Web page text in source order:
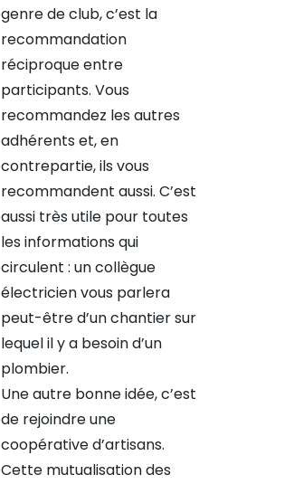
genre de club, c’est la
recommandation
réciproque entre
participants. Vous
recommandez les autres
adhérents et, en
contrepartie, ils vous
recommandent aussi. C’est
aussi très utile pour toutes
les informations qui
circulent : un collègue
électricien vous parlera
peut-être d’un chantier sur
lequel il y a besoin d’un
plombier.
Une autre bonne idée, c’est
de rejoindre une
coopérative d’artisans.
Cette mutualisation des